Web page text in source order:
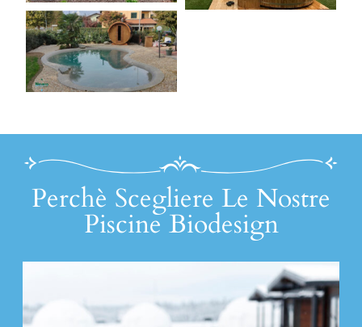
Perchè Scegliere Le Nostre
Piscine Biodesign